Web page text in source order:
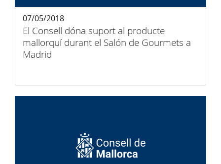
El Consell dóna suport al producte
mallorquí durant el Salón de Gourmets a
Madrid
07/05/2018